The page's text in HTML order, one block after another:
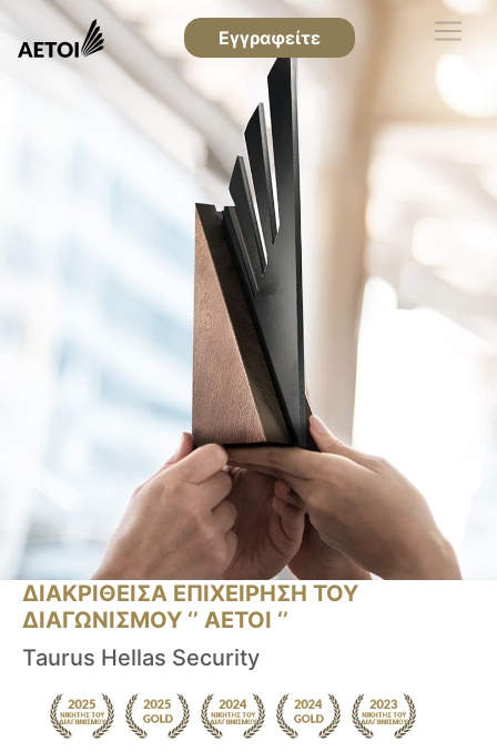
Εγγραφείτε
ΔΙΑΚΡΙΘΕΙΣΑ ΕΠΙΧΕΙΡΗΣΗ ΤΟΥ
ΔΙΑΓΩΝΙΣΜΟΥ ‘’ ΑΕΤΟΙ ‘’
Taurus Hellas Security